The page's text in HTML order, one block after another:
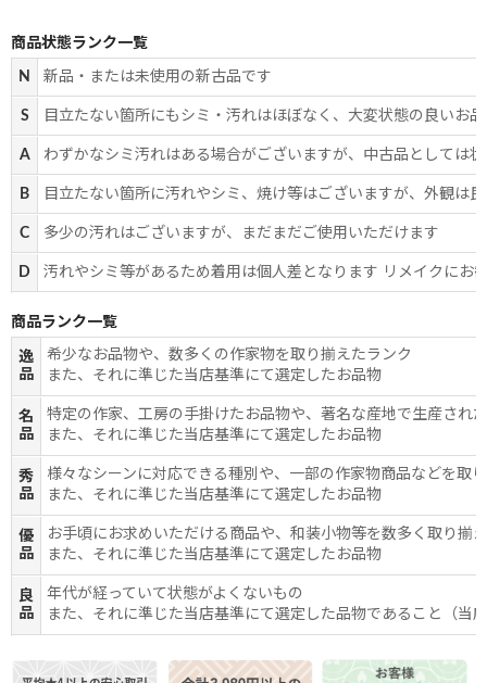
商品状態ランク一覧
N 新品・または未使用の新古品です
S 目立たない箇所にもシミ・汚れはほぼなく、大変状態の良いお
A わずかなシミ汚れはある場合がございますが、中古品としては
B 目立たない箇所に汚れやシミ、焼け等はございますが、外観は
C 多少の汚れはございますが、まだまだご使用いただけます
D 汚れやシミ等があるため着用は個人差となります リメイクにお
商品ランク一覧
逸
品
希少なお品物や、数多くの作家物を取り揃えたランク
また、それに準じた当店基準にて選定したお品物
名
品
特定の作家、工房の手掛けたお品物や、著名な産地で生産され
また、それに準じた当店基準にて選定したお品物
秀
品
様々なシーンに対応できる種別や、一部の作家物商品などを取
また、それに準じた当店基準にて選定したお品物
優
品
お手頃にお求めいただける商品や、和装小物等を数多く取り揃
また、それに準じた当店基準にて選定したお品物
良
品
年代が経っていて状態がよくないもの
また、それに準じた当店基準にて選定した品物であること（当